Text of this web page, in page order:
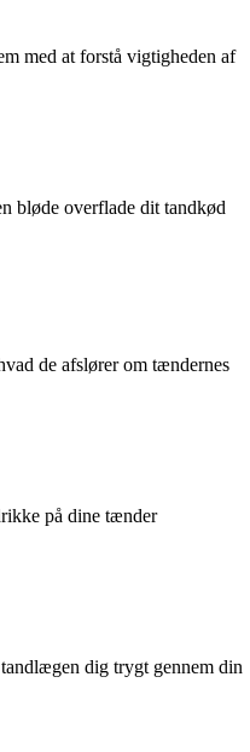
med at forstå vigtigheden af
bløde overflade dit tandkød
de afslører om tændernes
på dine tænder
dig trygt gennem din